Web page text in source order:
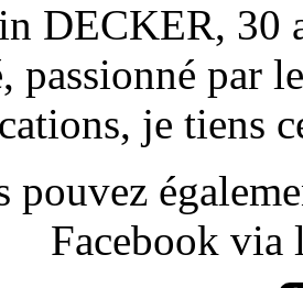
DECKER, 30
passionné par
je tiens
pouvez
Facebook via